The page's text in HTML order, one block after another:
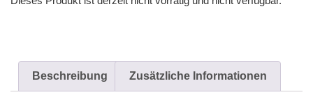
Beschreibung Zusätzliche Informationen